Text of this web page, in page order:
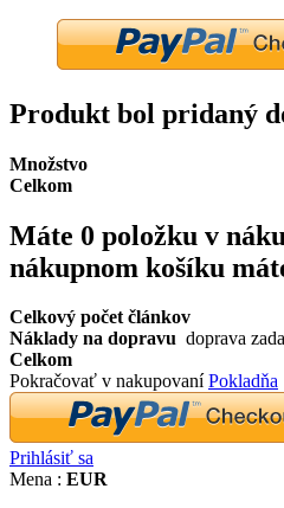
Produkt bol pridaný
Množstvo
Celkom
Máte 0 položku v
nákupnom košíku
Celkový počet článkov
Náklady na dopravu doprava
Celkom
Pokračovať v nakupovaníPokladňa
Prihlásiť sa
Mena : EUR